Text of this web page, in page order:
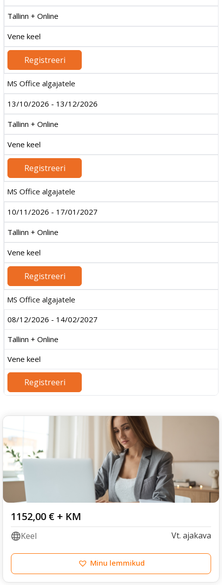
Tallinn + Online
Vene keel
Registreeri
MS Office algajatele
13/10/2026 - 13/12/2026
Tallinn + Online
Vene keel
Registreeri
MS Office algajatele
10/11/2026 - 17/01/2027
Tallinn + Online
Vene keel
Registreeri
MS Office algajatele
08/12/2026 - 14/02/2027
Tallinn + Online
Vene keel
Registreeri
1152,00 € + KM
Keel Vt. ajakava
Minu lemmikud